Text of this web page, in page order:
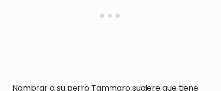
Nombrar a su perro Tammaro sugiere que tiene